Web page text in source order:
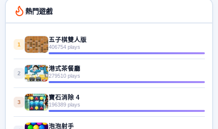
熱門遊戲
1
五子棋雙人版
406754 plays
2
港式茶餐廳
279510 plays
3
寶石消除 4
196389 plays
泡泡射手